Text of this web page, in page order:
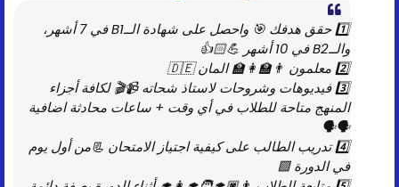
1️⃣ حقق هدفك 🎯 واحصل على شهادة الــB1 في 7 أشهر،
والــB2 في 10 أشهر 💪🏻👍
2️⃣ معلمون 👨‍🏫👩‍🏫 المان 🇩🇪
3️⃣ فيديوهات وشروحات لاستاذ شحاته 📹🎬 لكافة أجزاء
المنهج متاحة للطلاب في أي وقت + ساعات محادثة اضافية
🗣🗣
4️⃣ تدريب الطالب على كيفية اجتياز الامتحان 📃من أول يوم
في الدورة 🟩